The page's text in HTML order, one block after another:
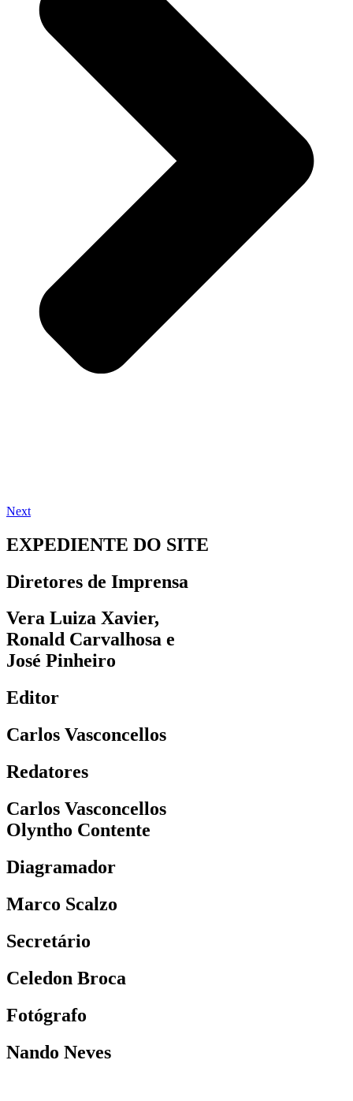
Next
EXPEDIENTE DO SITE
Diretores de Imprensa
Vera Luiza Xavier,
Ronald Carvalhosa e
José Pinheiro
Editor
Carlos Vasconcellos
Redatores
Carlos Vasconcellos
Olyntho Contente
Diagramador
Marco Scalzo
Secretário
Celedon Broca
Fotógrafo
Nando Neves